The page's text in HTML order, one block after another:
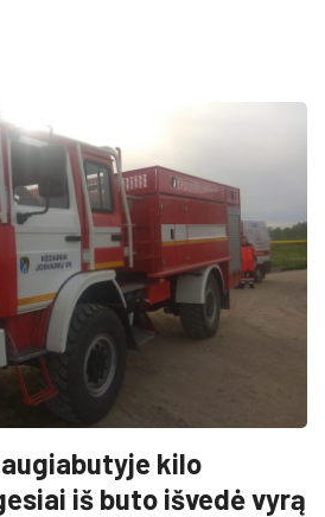
kilo
iš buto išvedė vyrą